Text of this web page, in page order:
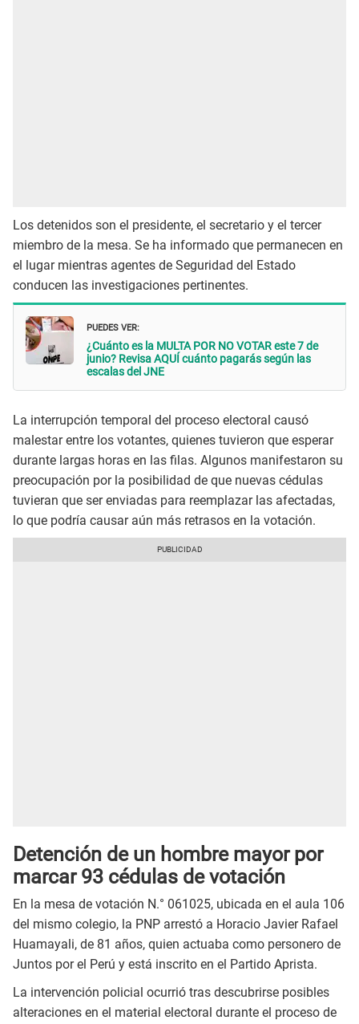
Los detenidos son el presidente, el secretario y el tercer
miembro de la mesa. Se ha informado que permanecen en
el lugar mientras agentes de Seguridad del Estado
conducen las investigaciones pertinentes.
PUEDES VER:
¿Cuánto es la MULTA POR NO VOTAR este 7 de
junio? Revisa AQUÍ cuánto pagarás según las
escalas del JNE
La interrupción temporal del proceso electoral causó
malestar entre los votantes, quienes tuvieron que esperar
durante largas horas en las filas. Algunos manifestaron su
preocupación por la posibilidad de que nuevas cédulas
tuvieran que ser enviadas para reemplazar las afectadas,
lo que podría causar aún más retrasos en la votación.
Detención de un hombre mayor por
marcar 93 cédulas de votación
En la mesa de votación N.° 061025, ubicada en el aula 106
del mismo colegio, la PNP arrestó a Horacio Javier Rafael
Huamayali, de 81 años, quien actuaba como personero de
Juntos por el Perú y está inscrito en el Partido Aprista.
La intervención policial ocurrió tras descubrirse posibles
alteraciones en el material electoral durante el proceso de